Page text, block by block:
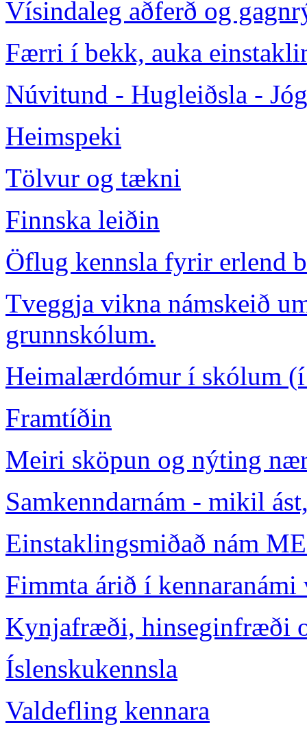
Vísindaleg aðferð og
Færri í bekk, auka
Núvitund - Hugleiðsla -
Heimspeki
Tölvur og tækni
Finnska leiðin
Öflug kennsla fyrir erlend
Tveggja vikna námskeið
grunnskólum.
Heimalærdómur í skólum
Framtíðin
Meiri sköpun og nýting
Samkenndarnám - mikil
Einstaklingsmiðað nám
Fimmta árið í kennaranámi
Kynjafræði, hinseginfræði
Íslenskukennsla
Valdefling kennara